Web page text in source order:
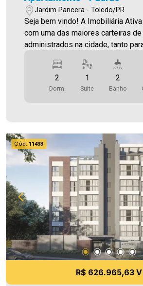
Jardim Pancera - Toledo/PR
Seja bem vindo! A Imobiliária Ativa conta hoje
com uma das maiores carteiras
administrados na cidade, tanto
opções! Apartamento Localizado no Jardim
Pancera. O Imóvel conta com: - Sala de Estar -
Sala De Jantar - Cozinha - 02
essa oportunidade! A hora de
novo lar É AGORA! Imobiliária Ativa, sinta-se em
casa!
2
Dorm.
1
Suite
2
Banho
Cód. 11433
R$ 626.965,63 V